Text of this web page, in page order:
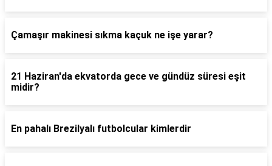
Çamaşır makinesi sıkma kaçuk ne işe yarar?
21 Haziran'da ekvatorda gece ve gündüz süresi eşit
midir?
En pahalı Brezilyalı futbolcular kimlerdir